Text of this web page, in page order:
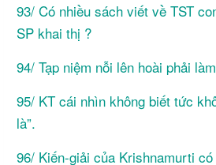
93/ Có nhiều sách viết về TST
SP khai thị ?
94/ Tạp niệm nỗi lên hoài phải
95/ KT cái nhìn không biết tức
là”.
96/ Kiến-giải của Krishnamurti